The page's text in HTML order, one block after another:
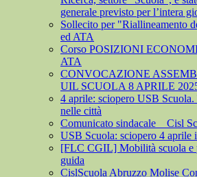
generale previsto per l’intera
Sollecito per "Riallineamento
ed ATA
Corso POSIZIONI
ATA
CONVOCAZIONE
UIL SCUOLA 8 APRILE
4 aprile: sciopero USB
nelle città
Comunicato sindacale _ Cisl
USB Scuola: sciopero 4 aprile
[FLC CGIL] Mobilità scuola e
guida
CislScuola Abruzzo Molise